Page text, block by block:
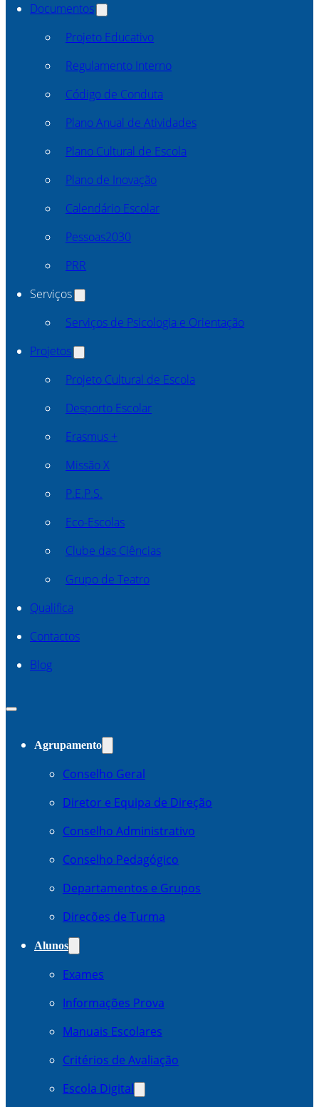
Documentos
Projeto Educativo
Regulamento Interno
Código de Conduta
Plano Anual de Atividades
Plano Cultural de Escola
Plano de Inovação
Calendário Escolar
Pessoas2030
PRR
Serviços
Serviços de Psicologia e Orientação
Projetos
Projeto Cultural de Escola
Desporto Escolar
Erasmus +
Missão X
P.E.P.S.
Eco-Escolas
Clube das Ciências
Grupo de Teatro
Qualifica
Contactos
Blog
Agrupamento
Conselho Geral
Diretor e Equipa de Direção
Conselho Administrativo
Conselho Pedagógico
Departamentos e Grupos
Direcões de Turma
Alunos
Exames
Informações Prova
Manuais Escolares
Critérios de Avaliação
Escola Digital